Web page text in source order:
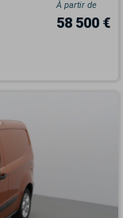
À partir de
58 500 €